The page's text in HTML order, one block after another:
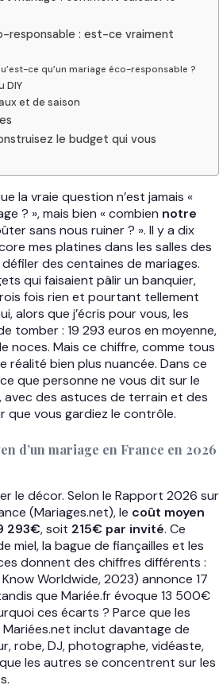
responsable : est-ce vraiment
ce qu’un mariage éco-responsable ?
DIY
et de saison
le budget qui vous
la vraie question n’est jamais «
? », mais bien « combien notre
sans nous ruiner ? ». Il y a dix
mes platines dans les salles des
défiler des centaines de mariages.
qui faisaient pâlir un banquier,
fois rien et pourtant tellement
alors que j’écris pour vous, les
tomber : 19 293 euros en moyenne,
noces. Mais ce chiffre, comme tous
réalité bien plus nuancée. Dans ce
que personne ne vous dit sur le
, avec des astuces de terrain et des
que vous gardiez le contrôle.
d’un mariage en France en 2026
le décor. Selon le Rapport 2026 sur
(Mariages.net), le coût moyen
293€, soit 215€ par invité. Ce
miel, la bague de fiançailles et les
donnent des chiffres différents :
Worldwide, 2023) annonce 17
que Mariée.fr évoque 13 500€
ces écarts ? Parce que les
inclut davantage de
robe, DJ, photographe, vidéaste,
les autres se concentrent sur les